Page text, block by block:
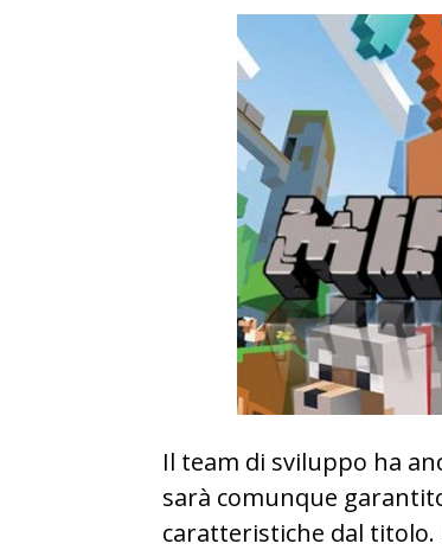
Il team di sviluppo ha
sarà comunque
caratteristiche dal titolo.